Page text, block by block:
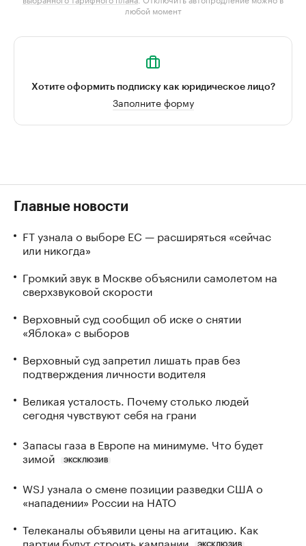
любой момент
Хотите оформить подписку как юридическое лицо?
Заполните форму
Главные новости
FT узнала о выборе ЕС — расширяться «сейчас
или никогда»
Громкий звук в Москве объяснили самолетом на
сверхзвуковой скорости
Верховный суд сообщил об иске о снятии
«Яблока» с выборов
Верховный суд запретил лишать прав без
подтверждения личности водителя
Великая усталость. Почему столько людей
сегодня чувствуют себя на грани
Запасы газа в Европе на минимуме. Что будет
зимой
ЭКСКЛЮЗИВ
WSJ узнала о смене позиции разведки США о
«нападении» России на НАТО
Телеканалы объявили цены на агитацию. Как
партии будут строить кампании